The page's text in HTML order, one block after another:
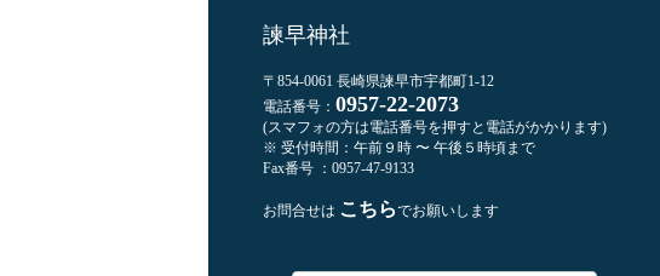
諫早神社
〒854-0061 長崎県諫早市宇都町1-12
電話番号： 0957-22-2073
(スマフォの方は電話番号を押すと電話がかかります)
※ 受付時間：午前９時 〜 午後５時頃まで
Fax番号 ：0957-47-9133
お問合せは こちらでお願いします